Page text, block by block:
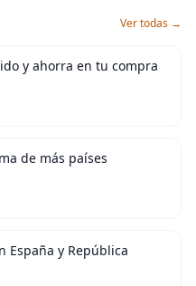
Ver todas →
y ahorra en tu compra
de más países
España y República